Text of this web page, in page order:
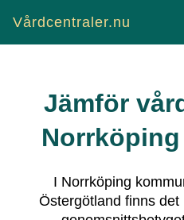
Vårdcentraler.nu
Jämför
Norrköping
I Norrköping
Östergötland finns det